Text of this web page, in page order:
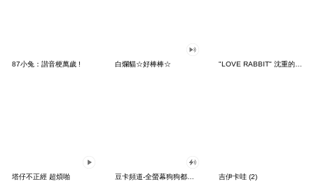
87小兔：諧音梗萬歲 ! 白爛貓☆好棒棒☆ "LOVE RABBIT" 沈重的愛 台灣版
塔仔不正經 超煩啪 吉伊卡哇 (2)